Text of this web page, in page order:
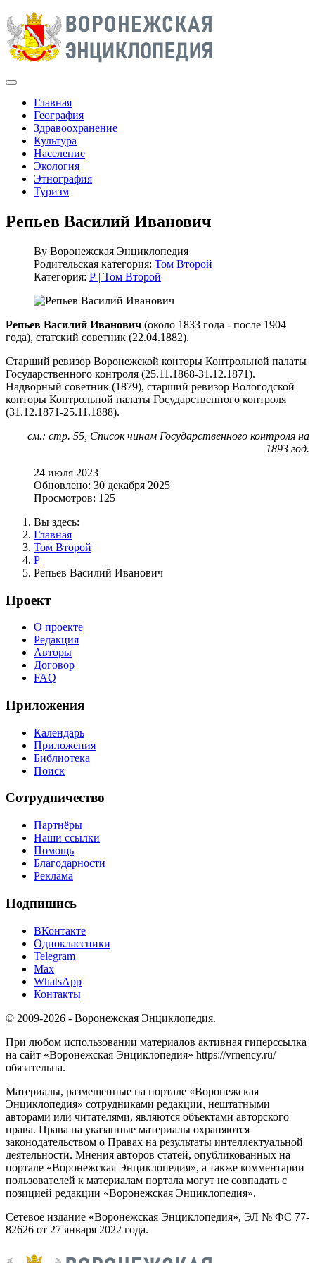
Главная
География
Здравоохранение
Культура
Население
Экология
Этнография
Туризм
Репьев Василий Иванович
By Воронежская Энциклопедия
Родительская категория: Том Второй
Категория: Р | Том Второй
Репьев Василий Иванович (около 1833 года - после 1904
года), статский советник (22.04.1882).
Старший ревизор Воронежской конторы Контрольной палаты
Государственного контроля (25.11.1868-31.12.1871).
Надворный советник (1879), старший ревизор Вологодской
конторы Контрольной палаты Государственного контроля
(31.12.1871-25.11.1888).
см.: стр. 55, Список чинам Государственного контроля на
1893 год.
24 июля 2023
Обновлено: 30 декабря 2025
Просмотров: 125
Вы здесь:
Главная
Том Второй
Р
Репьев Василий Иванович
Проект
О проекте
Редакция
Авторы
Договор
FAQ
Приложения
Календарь
Приложения
Библиотека
Поиск
Сотрудничество
Партнёры
Наши ссылки
Помощь
Благодарности
Реклама
Подпишись
ВКонтакте
Одноклассники
Telegram
Max
WhatsApp
Контакты
© 2009-2026 - Воронежская Энциклопедия.
При любом использовании материалов активная гиперссылка
на сайт «Воронежская Энциклопедия» https://vrnency.ru/
обязательна.
Материалы, размещенные на портале «Воронежская
Энциклопедия» сотрудниками редакции, нештатными
авторами или читателями, являются объектами авторского
права. Права на указанные материалы охраняются
законодательством о Правах на результаты интеллектуальной
деятельности. Мнения авторов статей, опубликованных на
портале «Воронежская Энциклопедия», а также комментарии
пользователей к материалам портала могут не совпадать с
позицией редакции «Воронежская Энциклопедия».
Сетевое издание «Воронежская Энциклопедия», ЭЛ № ФС 77-
82626 от 27 января 2022 года.